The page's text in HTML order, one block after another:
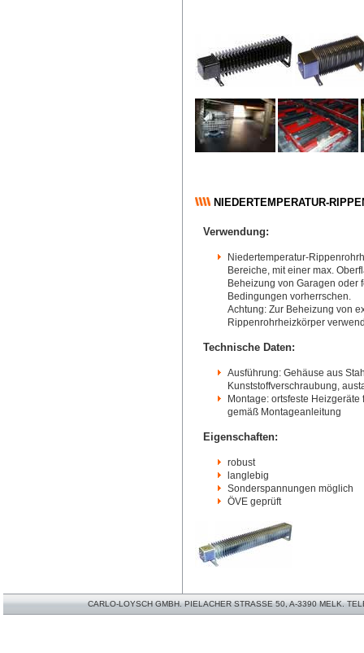
NIEDERTEMPERATUR-
Verwendung:
Niedertemperatur-
Bereiche, mit einer max.
Beheizung von Garagen
Bedingungen vorherrschen.
Achtung: Zur Beheizung von
Rippenrohrheizkörper
Technische Daten:
Ausführung: Gehäuse aus
Kunststoffverschraubung,
Montage: ortsfeste
gemäß Montageanleitung
Eigenschaften:
robust
langlebig
Sonderspannungen möglich
ÖVE geprüft
CARLO-LOYSCH GMBH. PIELACHER STRASSE 50, A-3390 MELK.